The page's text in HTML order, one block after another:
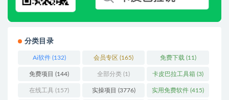
分类目录
Ai软件(132) 会员专区 (165) 免费下载 (11)
免费项目 (144) 全部分类 (1) 卡皮巴拉工具箱 (3)
在线工具 (157) 实操项目 (3776) 实用免费软件 (415)